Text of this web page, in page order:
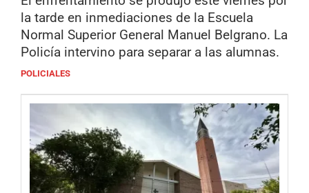
la tarde en inmediaciones de la Escuela
Normal Superior General Manuel Belgrano. La
Policía intervino para separar a las alumnas.
POLICIALES